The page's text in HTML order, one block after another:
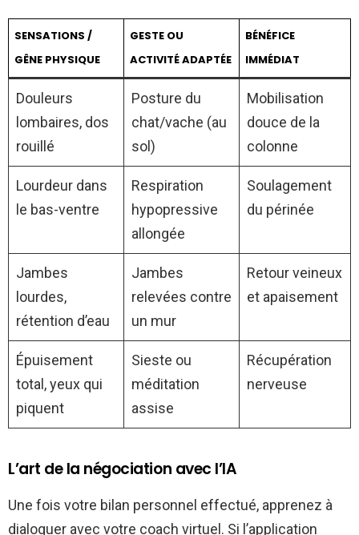
SENSATIONS /
GÊNE PHYSIQUE
GESTE OU
ACTIVITÉ ADAPTÉE
BÉNÉFICE
IMMÉDIAT
Douleurs
lombaires, dos
rouillé
Posture du
chat/vache (au
sol)
Mobilisation
douce de la
colonne
Lourdeur dans
le bas-ventre
Respiration
hypopressive
allongée
Soulagement
du périnée
Jambes
lourdes,
rétention d’eau
Jambes
relevées contre
un mur
Retour veineux
et apaisement
Épuisement
total, yeux qui
piquent
Sieste ou
méditation
assise
Récupération
nerveuse
L’art de la négociation avec l’IA
Une fois votre bilan personnel effectué, apprenez à
dialoguer avec votre coach virtuel. Si l’application